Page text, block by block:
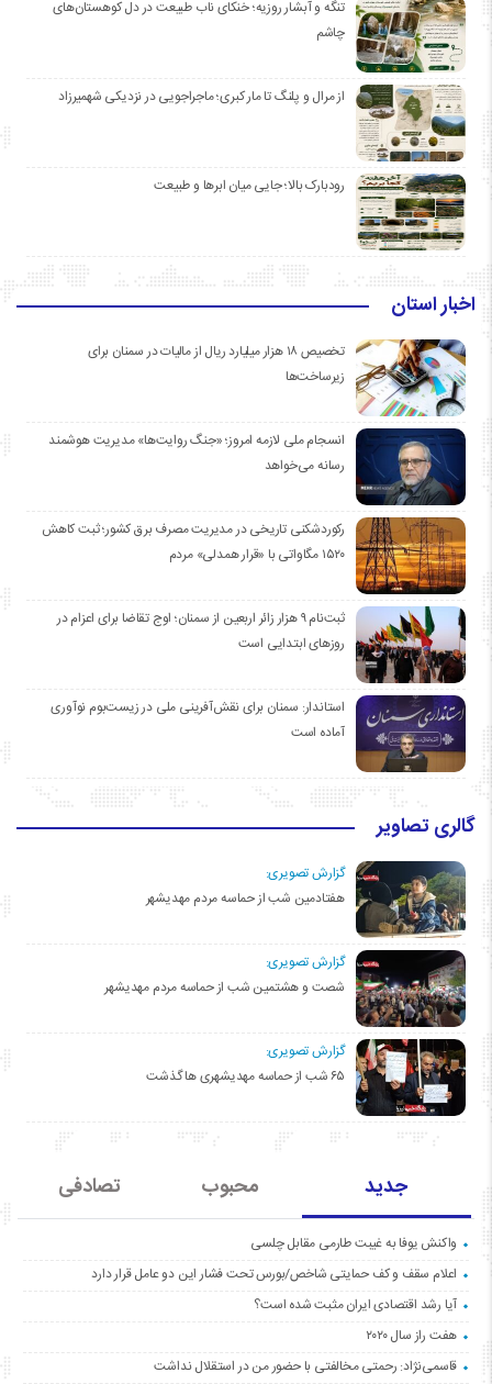
تنگه و آبشار روزیه؛ خنکای ناب طبیعت در دل کوهستان‌های
چاشم
از مرال و پلنگ تا مار کبری؛ ماجراجویی در نزدیکی شهمیرزاد
رودبارک بالا؛ جایی میان ابرها و طبیعت
اخبار استان
تخصیص ۱۸ هزار میلیارد ریال از مالیات در سمنان برای
زیرساخت‌ها
انسجام ملی لازمه امروز؛ «جنگ روایت‌ها» مدیریت هوشمند
رسانه می‌خواهد
رکوردشکنی تاریخی در مدیریت مصرف برق کشور؛ ثبت کاهش
۱۵۲۰ مگاواتی با «قرار همدلی» مردم
ثبت‌نام ۹ هزار زائر اربعین از سمنان؛ اوج تقاضا برای اعزام در
روزهای ابتدایی است
استاندار: سمنان برای نقش‌آفرینی ملی در زیست‌بوم نوآوری
آماده است
گالری تصاویر
گزارش تصویری:
هفتادمین شب از حماسه مردم مهدیشهر
گزارش تصویری:
شصت و هشتمین شب از حماسه مردم مهدیشهر
گزارش تصویری:
۶۵ شب از حماسه مهدیشهری ها گذشت
جدید محبوب تصادفی
واکنش یوفا به غیبت طارمی مقابل چلسی
اعلام سقف و کف حمایتی شاخص/بورس تحت فشار این دو عامل قرار دارد
آیا رشد اقتصادی ایران مثبت شده است؟
هفت راز سال ۲۰۲۰
قاسمی‌نژاد: رحمتی مخالفتی با حضور من در استقلال نداشت